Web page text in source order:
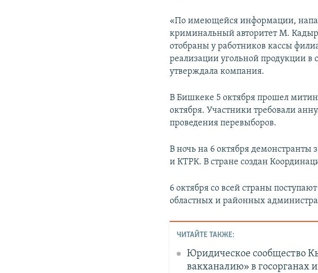
«По имеющейся информации,
криминальный авторитет М.
отобраны у работников кассы
реализации угольной продукции в
утверждала компания.
В Бишкеке 5 октября прошел
октября. Участники требовали
проведения перевыборов.
В ночь на 6 октября демонстранты
и КТРК. В стране создан
6 октября со всей страны
областных и районных
ЧИТАЙТЕ ТАКЖЕ:
Юридическое сообщество
вакханалию» в госорганах